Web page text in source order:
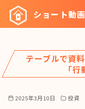
ツ
へ
ショート動
テーブルで資
「
2025年3月10日 投資